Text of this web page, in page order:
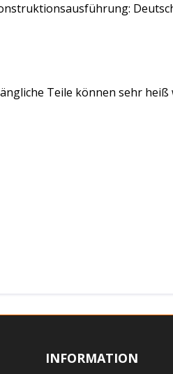
Teile können sehr
INFORMATION